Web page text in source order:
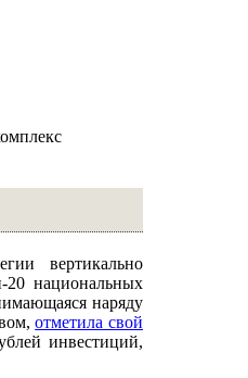
вертикально
20 национальных
наряду
отметила свой
инвестиций,